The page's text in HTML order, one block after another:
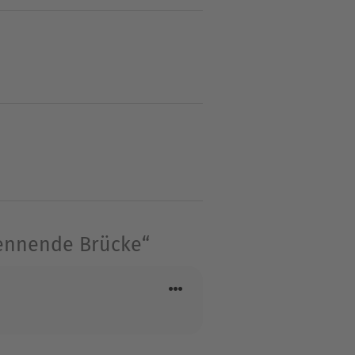
zu seinem
die Bestsellerlisten.
Brücke“